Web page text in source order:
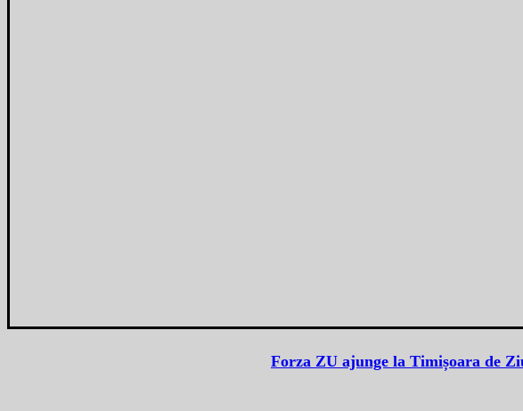
Forza ZU ajunge la Timișoara de